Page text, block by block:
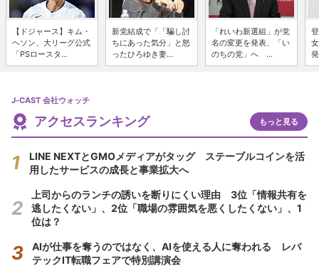
【ドジャース】キム・
ヘソン、大リーグ公式
「PSロースタ...
新党結成で「「騙し討
ちにあった気分」と怒
ったひろゆき妻...
「れいわ新選組」が党
名の変更を発表、「い
のちの党」へ ...
J-CAST 会社ウォッチ
アクセスランキング もっと見る
LINE NEXTとGMOメディアがタッグ ステーブルコインを活
用したサービスの成長と事業拡大へ
上司からのランチの誘いを断りにくい理由 3位「情報共有を
逃したくない」、2位「職場の雰囲気を悪くしたくない」、1
位は？
AIが仕事を奪うのではなく、AIを使える人に奪われる レバ
テックIT転職フェアで特別講演会